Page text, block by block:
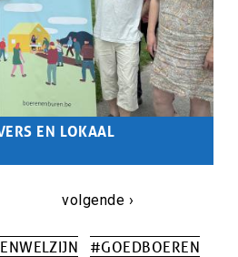
EN LOKAAL
producenten en boeren bij
Volgende
volgende ›
#GOEDBOEREN